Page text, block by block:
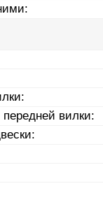
вилки: